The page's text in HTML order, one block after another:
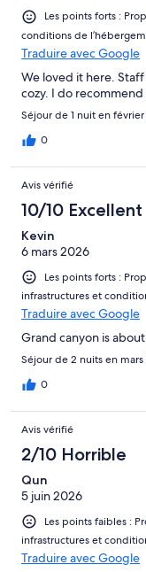
Les points forts :
conditions de
Traduire avec Google
We loved it here.
cozy. I do recommend
Séjour de 1 nuit en
0
Avis vérifié
10/10 Excellent
Kevin
6 mars 2026
Les points forts :
infrastructures et
Traduire avec Google
Grand canyon is
Séjour de 2 nuits en
0
Avis vérifié
2/10 Horrible
Qun
5 juin 2026
Les points faibles :
infrastructures et
Traduire avec Google